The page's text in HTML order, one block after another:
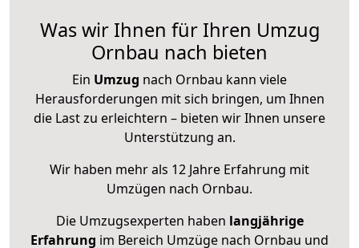
Was wir Ihnen für Ihren Umzug
Ornbau nach bieten
Ein Umzug nach Ornbau kann viele
Herausforderungen mit sich bringen, um Ihnen
die Last zu erleichtern – bieten wir Ihnen unsere
Unterstützung an.
Wir haben mehr als 12 Jahre Erfahrung mit
Umzügen nach Ornbau.
Die Umzugsexperten haben langjährige
Erfahrung im Bereich Umzüge nach Ornbau und